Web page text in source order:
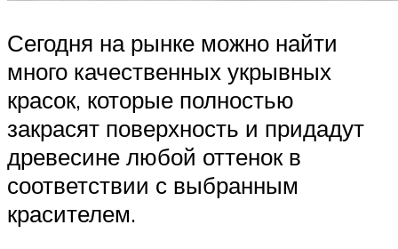
Сегодня на рынке можно найти
много качественных укрывных
красок, которые полностью
закрасят поверхность и придадут
древесине любой оттенок в
соответствии с выбранным
красителем.